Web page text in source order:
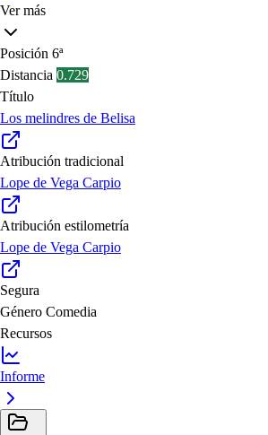
Ver más
Posición 6ª
Distancia 0.729
Título
Los melindres de Belisa
Atribución tradicional
Lope de Vega Carpio
Atribución estilometría
Lope de Vega Carpio
Segura
Género Comedia
Recursos
Informe